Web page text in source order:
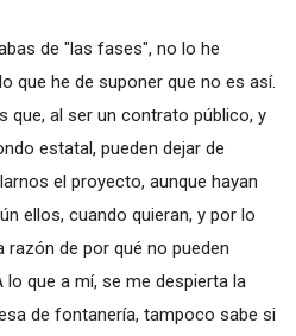
de "las fases", no lo he
que he de suponer que no es así.
que, al ser un contrato público, y
estatal, pueden dejar de
el proyecto, aunque hayan
ellos, cuando quieran, y por lo
de por qué no pueden
que a mí, se me despierta la
de fontanería, tampoco sabe si